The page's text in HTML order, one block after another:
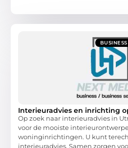
Interieuradvies en inrichting
Op zoek naar interieuradvies in
voor de mooiste
woninginrichtingen. U kunt
interieuradvies. Samen zorgen